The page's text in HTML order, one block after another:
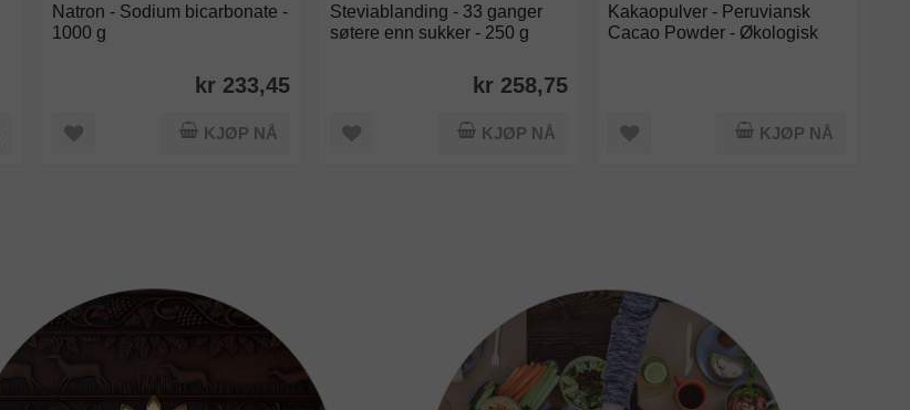
Natron - Sodium bicarbonate -
1000 g
kr 233,45
KJØP NÅ
Steviablanding - 33 ganger
søtere enn sukker - 250 g
kr 258,75
KJØP NÅ
Kakaopulver - Peruviansk
Cacao Powder - Økologisk
KJØP NÅ